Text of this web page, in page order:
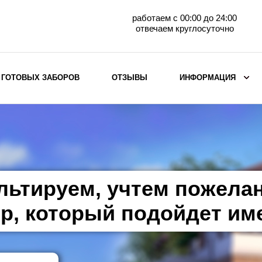
работаем с 00:00 до 24:00
отвечаем круглосуточно
горизонтального
Металлические заборы для дачи
Забор жалюзи с кирпичными столбами
Металлические заборы
Металлические ограждения
ГОТОВЫХ ЗАБОРОВ ОТЗЫВЫ ИНФОРМАЦИЯ
учтем
который подойдет